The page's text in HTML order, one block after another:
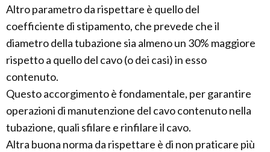
Altro parametro da rispettare è quello del
coefficiente di stipamento, che prevede che il
diametro della tubazione sia almeno un 30% maggiore
rispetto a quello del cavo (o dei casi) in esso
contenuto.
Questo accorgimento è fondamentale, per garantire
operazioni di manutenzione del cavo contenuto nella
tubazione, quali sfilare e rinfilare il cavo.
Altra buona norma da rispettare è di non praticare più